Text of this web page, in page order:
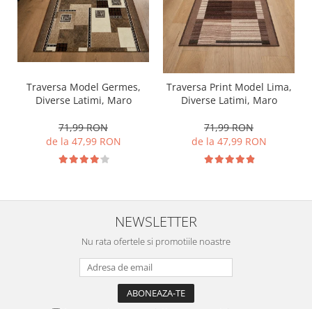
Traversa Model Germes,
Diverse Latimi, Maro
71,99 RON
de la 47,99 RON
Traversa Print Model Lima,
Diverse Latimi, Maro
71,99 RON
de la 47,99 RON
NEWSLETTER
Nu rata ofertele si promotiile noastre